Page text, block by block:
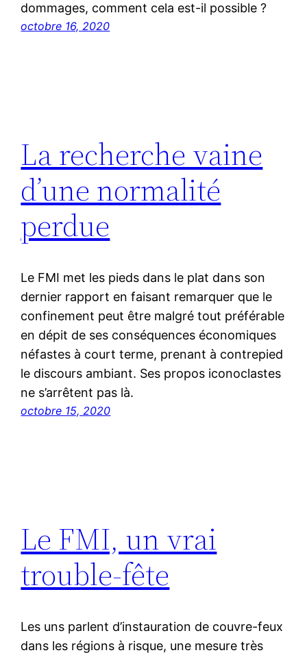
dommages, comment cela est-il possible ?
octobre 16, 2020
La recherche vaine
d’une normalité
perdue
Le FMI met les pieds dans le plat dans son
dernier rapport en faisant remarquer que le
confinement peut être malgré tout préférable
en dépit de ses conséquences économiques
néfastes à court terme, prenant à contrepied
le discours ambiant. Ses propos iconoclastes
ne s’arrêtent pas là.
octobre 15, 2020
Le FMI, un vrai
trouble-fête
Les uns parlent d’instauration de couvre-feux
dans les régions à risque, une mesure très